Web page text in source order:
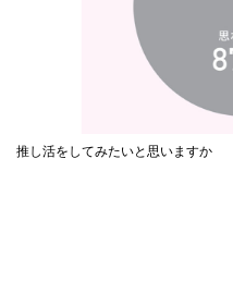
推し活をしてみたいと思いますか